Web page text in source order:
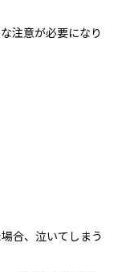
注意が必要になり
合、泣いてしまう